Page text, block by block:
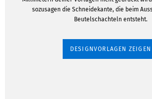
sozusagen die Schneidekante, die beim
Beutelschachteln entsteht.
DESIGNVORLAGEN ZEIGEN